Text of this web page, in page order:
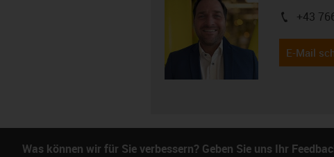
igus-icon-
+43
E-Mail
Was können wir für Sie verbessern? Geben Sie uns Ihr